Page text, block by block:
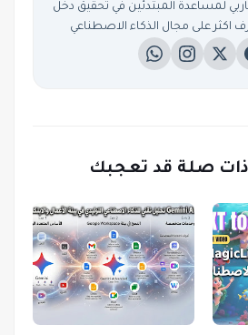
لمساعدة المبتدئين في تحقيق دخل
اكثر على مجال الذكاء الاصطناعي
صلة قد تعجبك